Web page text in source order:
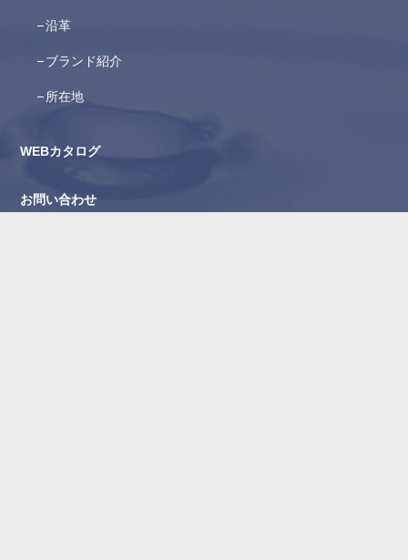
沿革
ブランド紹介
所在地
WEBカタログ
お問い合わせ